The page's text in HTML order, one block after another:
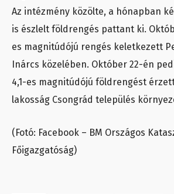
Az intézmény közölte, a hónapban
is észlelt földrengés pattant ki.
es magnitúdójú rengés keletkezett
Inárcs közelében. Október 22-én
4,1-es magnitúdójú földrengést
lakosság Csongrád település
(Fotó: Facebook – BM Országos
Főigazgatóság)